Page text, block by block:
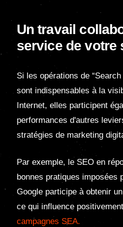
Un travail
service de votre
Si les opérations de
sont indispensables à la
Internet, elles participent
performances d'autres
stratégies de marketing
Par exemple, le SEO en
bonnes pratiques imposées
Google participe à obtenir
ce qui influence
campagnes SEA.